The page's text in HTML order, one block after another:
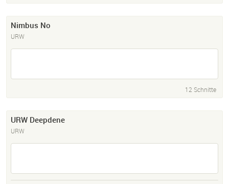
Nimbus No
URW
12 Schnitte
URW Deepdene
URW